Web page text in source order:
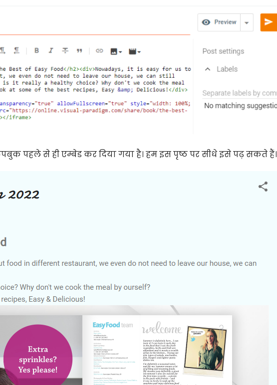
पहले से ही एम्बेड कर दिया गया है। हम इस पृष्ठ पर सीधे इसे पढ़ सकते हैं।